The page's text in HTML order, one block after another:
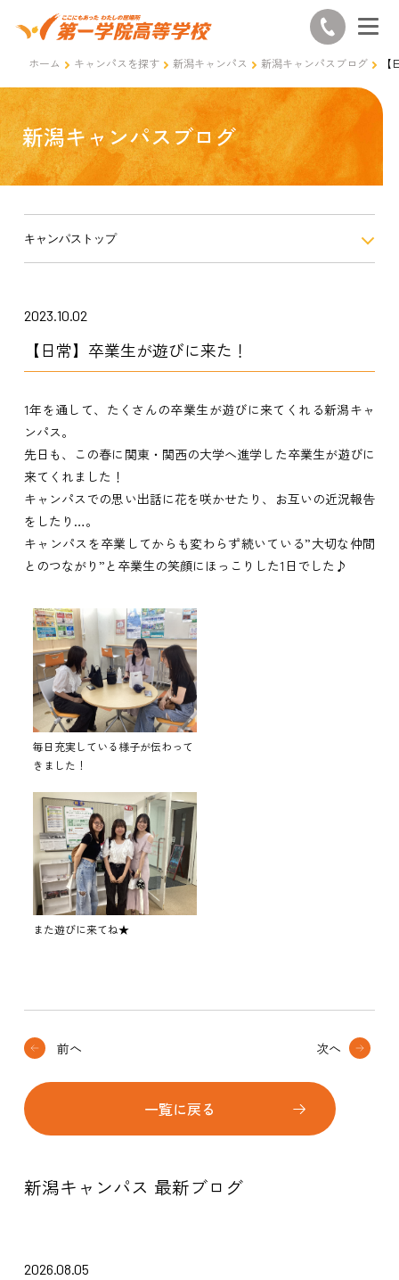
ホーム キャンパスを探す 新潟キャンパス 新潟キャンパスブログ
新潟キャンパスブログ
キャンパストップ
2023.10.02
【日常】卒業生が遊びに来た！
1年を通して、たくさんの卒業生が遊びに来てくれる新潟キャ
ンパス。
先日も、この春に関東・関西の大学へ進学した卒業生が遊びに
来てくれました！
キャンパスでの思い出話に花を咲かせたり、お互いの近況報告
をしたり…。
キャンパスを卒業してからも変わらず続いている”大切な仲間
とのつながり”と卒業生の笑顔にほっこりした1日でした♪
毎日充実している様子が伝わって
きました！
また遊びに来てね★
前へ
一覧に戻る
次へ
新潟キャンパス 最新ブログ
2026.08.05